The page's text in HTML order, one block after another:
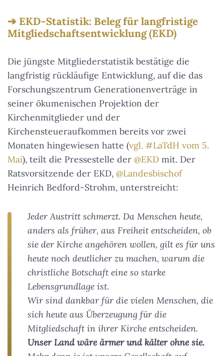
EKD-Statistik: Beleg für langfristige
Mitgliedschaftsentwicklung (EKD)
Die jüngste Mitgliederstatistik bestätige die
langfristig rückläufige Entwicklung, auf die das
Forschungszentrum Generationenverträge in
seiner ökumenischen Projektion der
Kirchenmitglieder und der
Kirchensteueraufkommen bereits vor zwei
Monaten hingewiesen hatte (vgl. #LaTdH vom 5.
Mai), teilt die Pressestelle der @EKD mit. Der
Ratsvorsitzende der EKD, @Landesbischof
Heinrich Bedford-Strohm, unterstreicht:
Jeder Austritt schmerzt. Da Menschen heute,
anders als früher, aus Freiheit entscheiden, ob
sie der Kirche angehören wollen, gilt es für uns
heute noch deutlicher zu machen, warum die
christliche Botschaft eine so starke
Lebensgrundlage ist.
Wir sind dankbar für die vielen Menschen, die
sich heute aus Überzeugung für die
Mitgliedschaft in ihrer Kirche entscheiden.
Unser Land wäre ärmer und kälter ohne sie.